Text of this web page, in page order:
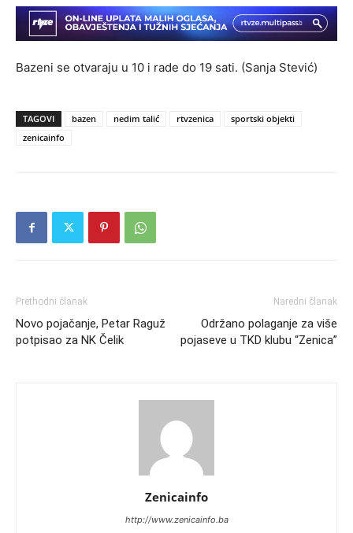
Bazeni se otvaraju u 10 i rade do 19 sati. (Sanja Stević)
TAGOVI bazen nedim talić rtvzenica
sportski objekti
zenicainfo
Prethodni članak
Novo pojačanje, Petar Raguž
potpisao za NK Čelik
Naredni članak
Održano polaganje za više
pojaseve u TKD klubu “Zenica”
Zenicainfo
http://www.zenicainfo.ba